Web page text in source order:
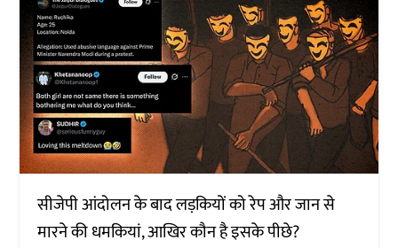
सीजेपी आंदोलन के बाद लड़कियों को रेप और जान से
मारने की धमकियां, आखिर कौन है इसके पीछे?